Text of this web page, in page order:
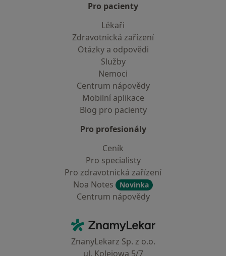
Pro pacienty
Lékaři
Zdravotnická zařízení
Otázky a odpovědi
Služby
Nemoci
Centrum nápovědy
Mobilní aplikace
Blog pro pacienty
Pro profesionály
Ceník
Pro specialisty
Pro zdravotnická zařízení
Noa Notes
Novinka
Centrum nápovědy
ZnamyLekar - Hlavní stránka
ZnanyLekarz Sp. z o.o.
ul. Kolejowa 5/7